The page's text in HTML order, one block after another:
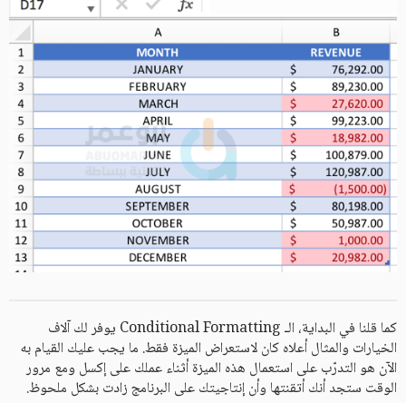
كما قلنا في البداية، الـ Conditional Formatting يوفر لك آلاف
الخيارات والمثال أعلاه كان لاستعراض الميزة فقط. ما يجب عليك القيام به
الآن هو التدرّب على استعمال هذه الميزة أثناء عملك على إكسل ومع مرور
الوقت ستجد أنك أتقنتها وأن إنتاجيتك على البرنامج زادت بشكل ملحوظ.